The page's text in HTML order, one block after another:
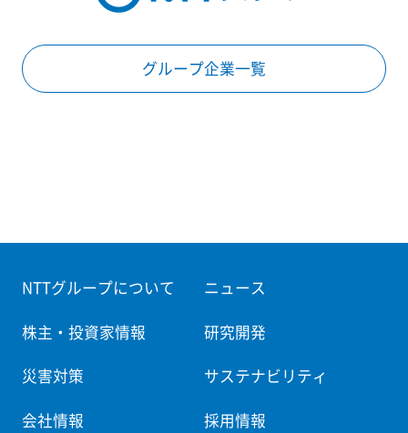
グループ企業一覧
NTTグループについて ニュース
株主・投資家情報 研究開発
災害対策 サステナビリティ
会社情報 採用情報